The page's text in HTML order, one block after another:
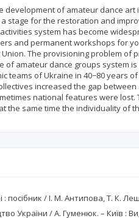
of amateur dance art
stage for the restoration and
system has become
and permanent workshops for
The provisioning problem of
amateur dance groups system
of Ukraine in 40−80 years
increased the gap
national features were
the same time the individuality of
посібник / І. М. Антипова, Т. К.
України / А. Гуменюк. – Київ :